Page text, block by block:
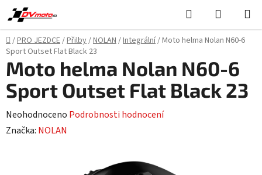
Přejít
na
obsah
Hledat
KOŠÍK
Domů
/PRO JEZDCE/Přilby/NOLAN/Integrální/Moto helma Nolan N60-6
Sport Outset Flat Black 23
Moto helma Nolan N60-6
Sport Outset Flat Black 23
Průměrné
hodnocení
Neohodnoceno Podrobnosti hodnocení
Značka: NOLAN